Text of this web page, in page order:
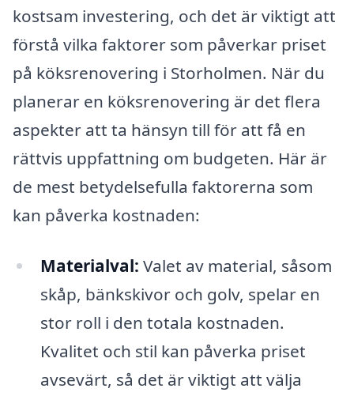
kostsam investering, och det är viktigt att
förstå vilka faktorer som påverkar priset
på köksrenovering i Storholmen. När du
planerar en köksrenovering är det flera
aspekter att ta hänsyn till för att få en
rättvis uppfattning om budgeten. Här är
de mest betydelsefulla faktorerna som
kan påverka kostnaden:
Materialval: Valet av material, såsom
skåp, bänkskivor och golv, spelar en
stor roll i den totala kostnaden.
Kvalitet och stil kan påverka priset
avsevärt, så det är viktigt att välja